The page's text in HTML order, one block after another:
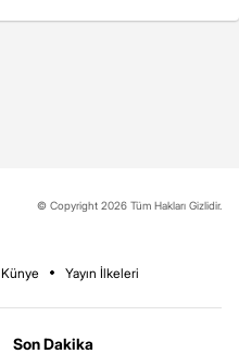
© Copyright 2026 Tüm Hakları Gizlidir.
Künye Yayın İlkeleri
Son Dakika